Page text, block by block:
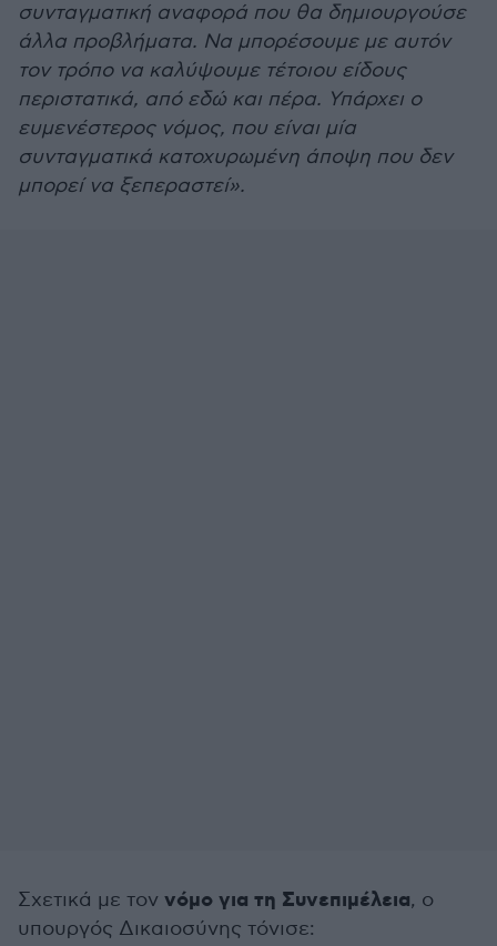
συνταγματική αναφορά που θα δημιουργούσε
άλλα προβλήματα. Να μπορέσουμε με αυτόν
τον τρόπο να καλύψουμε τέτοιου είδους
περιστατικά, από εδώ και πέρα. Υπάρχει ο
ευμενέστερος νόμος, που είναι μία
συνταγματικά κατοχυρωμένη άποψη που δεν
μπορεί να ξεπεραστεί».
Σχετικά με τον νόμο για τη Συνεπιμέλεια, ο
υπουργός Δικαιοσύνης τόνισε: